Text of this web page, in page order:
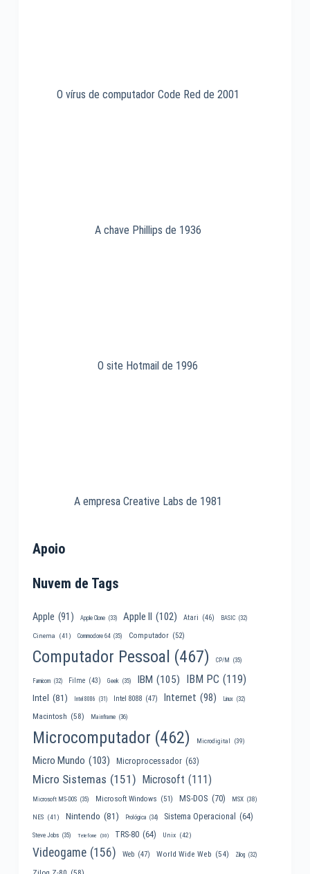
O vírus de computador Code Red de 2001
A chave Phillips de 1936
O site Hotmail de 1996
A empresa Creative Labs de 1981
Apoio
Nuvem de Tags
Apple (91) Apple Clone (33) Apple II (102) Atari (46) BASIC (32)
Cinema (41) Commodore 64 (35) Computador (52)
Computador Pessoal (467) CP/M (35)
Famicom (32) Filme (43) Geek (35) IBM (105) IBM PC (119)
Intel (81) Intel 8086 (31) Intel 8088 (47) Internet (98) Linux (32)
Macintosh (58) Mainframe (36)
Microcomputador (462) Microdigital (39)
Micro Mundo (103) Microprocessador (63)
Micro Sistemas (151) Microsoft (111)
Microsoft MS-DOS (35) Microsoft Windows (51) MS-DOS (70) MSX (38)
NES (41) Nintendo (81) Prológica (34) Sistema Operacional (64)
Steve Jobs (35) Telefone (30) TRS-80 (64) Unix (42)
Videogame (156) Web (47) World Wide Web (54) Zilog (32)